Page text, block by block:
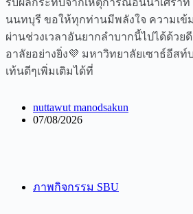
รับผลกระทบจากเหตุการณ์อันน่าเศร้าที่
นนทบุรี ขอให้ทุกท่านมีพลังใจ ความเข้
ผ่านช่วงเวลาอันยากลำบากนี้ไปได้ด้วย
อาลัยอย่างยิ่ง💜 มหาวิทยาลัยเซาธ์อีส
เท้นดีๆเพิ่มเติมได้ที่
nuttawut manodsakun
07/08/2026
ภาพกิจกรรม SBU